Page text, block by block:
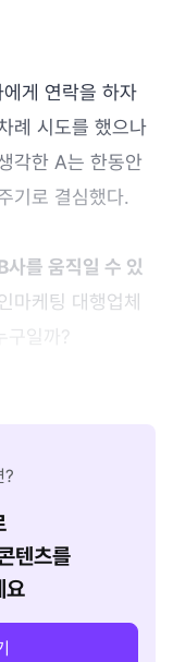
게 연락을 하자
례 시도를 했으나
각한 A는 한동안
기로 결심했다.
사를 움직일 수 있
마케팅 대행업체
구일까?
?
텐츠를
요